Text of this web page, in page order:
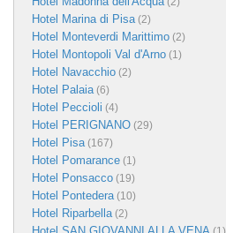
Hotel Marina di Pisa(2)
Hotel Monteverdi Marittimo (2)
Hotel Montopoli Val d'Arno (1)
Hotel Navacchio (2)
Hotel Palaia(6)
Hotel Peccioli (4)
Hotel PERIGNANO (29)
Hotel Pisa(167)
Hotel Pomarance (1)
Hotel Ponsacco (19)
Hotel Pontedera(10)
Hotel Riparbella(2)